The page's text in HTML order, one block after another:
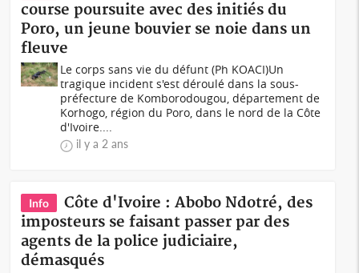
course poursuite avec des initiés du
Poro, un jeune bouvier se noie dans un
fleuve
Le corps sans vie du défunt (Ph KOACI)Un
tragique incident s'est déroulé dans la sous-
préfecture de Komborodougou, département de
Korhogo, région du Poro, dans le nord de la Côte
d'Ivoire....
il y a 2 ans
Info
Côte d'Ivoire : Abobo Ndotré, des
imposteurs se faisant passer par des
agents de la police judiciaire,
démasqués